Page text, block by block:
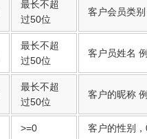
最长不超
过50位
客户会员类
最长不超
过50位
客户员姓名
最长不超
过50位
客户的昵称
>=0 客户的性别